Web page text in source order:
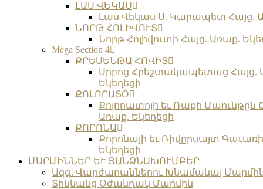
ԼԱՍ ՎԵԿԱՍ
Լաս Վեկաս Ս. Կարապետ Հայց.
ՆՈՐԹ ՀՈԼԻՎՈՒՏ
Նորթ Հոլիվուտի Հայց. Առաք.
Mega Section 4
ՔՐԵՍԵՆԹԱ ՀՈՎԻՏ
Սրբոց Հրեշտակապետաց Հայց.
Եկեղեցի
ՔՈԼՈՐԱՏՕ
Քոլորատոյի եւ Ռաքի Մաունթըն
Առաք. Եկեղեցի
ՔՈՐՈՆԱ
Քորոնայի եւ Ռիվըրսայտ
Եկեղեցի
ՄԱՐՄԻՆՆԵՐ ԵՒ ՅԱՆՁՆԱԽՈՒՄԲԵՐ
Ազգ. Վարժարաններու Խնամակալ
Տիկնանց Օժանդակ Մարմին